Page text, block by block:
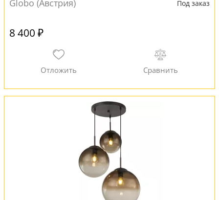
Globo (Австрия) Под заказ
8 400 ₽